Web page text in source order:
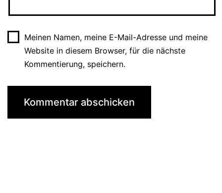
Meinen Namen, meine E-Mail-Adresse und meine
Website in diesem Browser, für die nächste
Kommentierung, speichern.